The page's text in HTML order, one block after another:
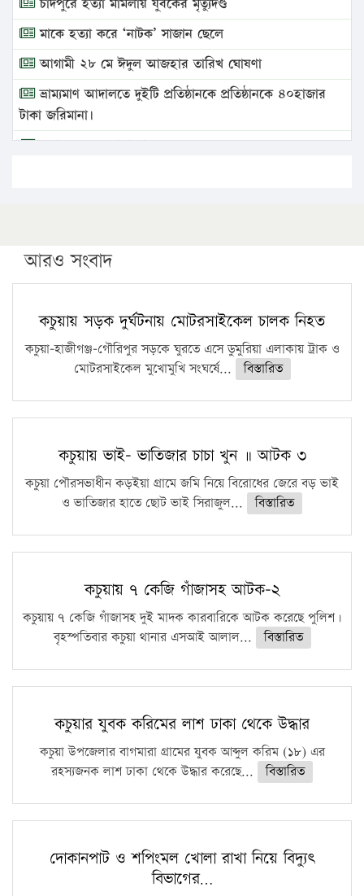
চাঁদপুরে হত্যা মামলায় যুবকের মৃত্যুদণ্ড
মাকে হত্যা করে ‘নাটক’ সাজান ছেলে
আগামী ২৮ মে ঈদুল আজহার তারিখ ঘোষণা
ভ্রাম্যমাণ আদালতে দুইটি প্রতিষ্ঠানকে প্রতিষ্ঠানকে ৪০হাজার
টাকা জরিমানা।
এবার লঞ্চের ভাড়া বাড়ল
পিএইচডি করছেন কুয়েটের কৃতি…
সারা দেশে বজ্রাঘাতে ১৪ জনের প্রাণহানি
কঠোর হচ্ছে এসএসসি ও এইচএসসি পরীক্ষা
ফরিদগঞ্জে আগুনে পুড়লো ৬ ব্যবসা প্রতিষ্ঠান
আরও সংবাদ
কচুয়ায় সড়ক দুর্ঘটনায় মোটরসাইকেল চালক নিহত
কচুয়া-হাজীগঞ্জ-গৌরিপুর সড়কে ঘুরতে এসে ডুমুরিয়া এলাকায় ট্রাক ও
মোটরসাইকেল মুখোমুখি সংঘর্ষে...
বিস্তারিত
কচুয়ায় ভাই- ভাতিজার চাচা খুন ॥ আটক ৩
কচুয়া পৌরসভাধীন কড়ইয়া গ্রামে জমি নিয়ে বিরোধের জেরে বড় ভাই
ও ভাতিজার হাতে ছোট ভাই সিরাজুল...
বিস্তারিত
কচুয়ায় ৭ কেজি গাঁজাসহ আটক-২
কচুয়ায় ৭ কেজি গাঁজাসহ দুই মাদক কারবারিকে আটক করেছে পুলিশ।
বৃহস্পতিবার কচুয়া থানার এসআই আলাল...
বিস্তারিত
কচুয়ার যুবক করিমের লাশ ঢাকা থেকে উদ্ধার
কচুয়া উপজেলার বাগমারা গ্রামের যুবক আব্দুল করিম (১৮) এর
রহস্যজনক লাশ ঢাকা থেকে উদ্ধার করেছে...
বিস্তারিত
দোকানপাট ও শপিংমল খোলা রাখা নিয়ে বিদ্যুৎ
বিভাগের…